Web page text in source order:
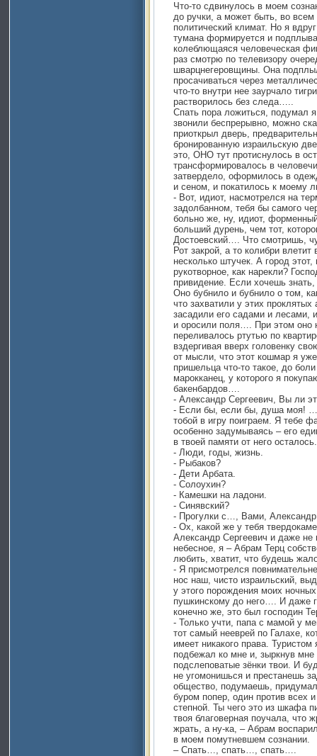
Что-то сдвинулось в моем
до ручки, а может быть, во всем
политический климат. Но я
тумана формируется и
колеблющаяся человеческая
раз смотрю по телевизору
шварцнегеровщины. Она
просачиваться через
что-то внутри нее заурчало
растворилось без следа…..
Спать пора ложиться, подумал
звонили беспрерывно, можно
приоткрыл дверь,
бронированную израильскую
это, ОНО тут протиснулось в
трансформировалось в
затвердело, оформилось в
и сеном, и покатилось к моему
- Вот, идиот, насмотрелся на
задолбанном, тебя бы самого
больно же, ну, идиот,
больший дурень, чем тот,
Достоевский…. Что смотришь,
Рот закрой, а то колибри
несколько штучек. А город
рукотворное, как нарекли?
привидение. Если хочешь
Оно бубнило и бубнило о том,
что захватили у этих
засадили его садами и лесами,
и оросили поля…. При этом оно
переливалось ртутью по
вздергивая вверх головенку
от мысли, что этот кошмар я
пришельца что-то такое, до
марокканец, у которого я
бакенбардов….
- Александр Сергеевич, Вы ли
- Если бы, если бы, душа моя!
тобой в игру поиграем. Я тебе
особенно задумываясь – его
в твоей памяти от него
- Люди, годы, жизнь.
- Рыбаков?
- Дети Арбата.
- Солоухин?
- Камешки на ладони.
- Синявский?
- Прогулки с…, Вами, Александр
- Ох, какой же у тебя
Александр Сергеевич и даже не
небесное, я – Абрам Терц
любить, хватит, что будешь
- Я присмотрелся
нос наш, чисто израильский,
у этого порождения моих
пушкинскому до него…. И даже
конечно же, это был господин
- Только учти, папа с мамой у
тот самый нееврей по Галахе,
имеет никакого права.
подбежал ко мне и, зыркнув
подслеповатые зёнки твои. И
не угомонишься и престанешь
общество, подумаешь,
буром попер, один против всех
степной. Ты чего это из шкафа
твоя благоверная поучала,
жрать, а ну-ка, – Абрам
в моем помутневшем сознании.
– Спать…, спать…, спать….